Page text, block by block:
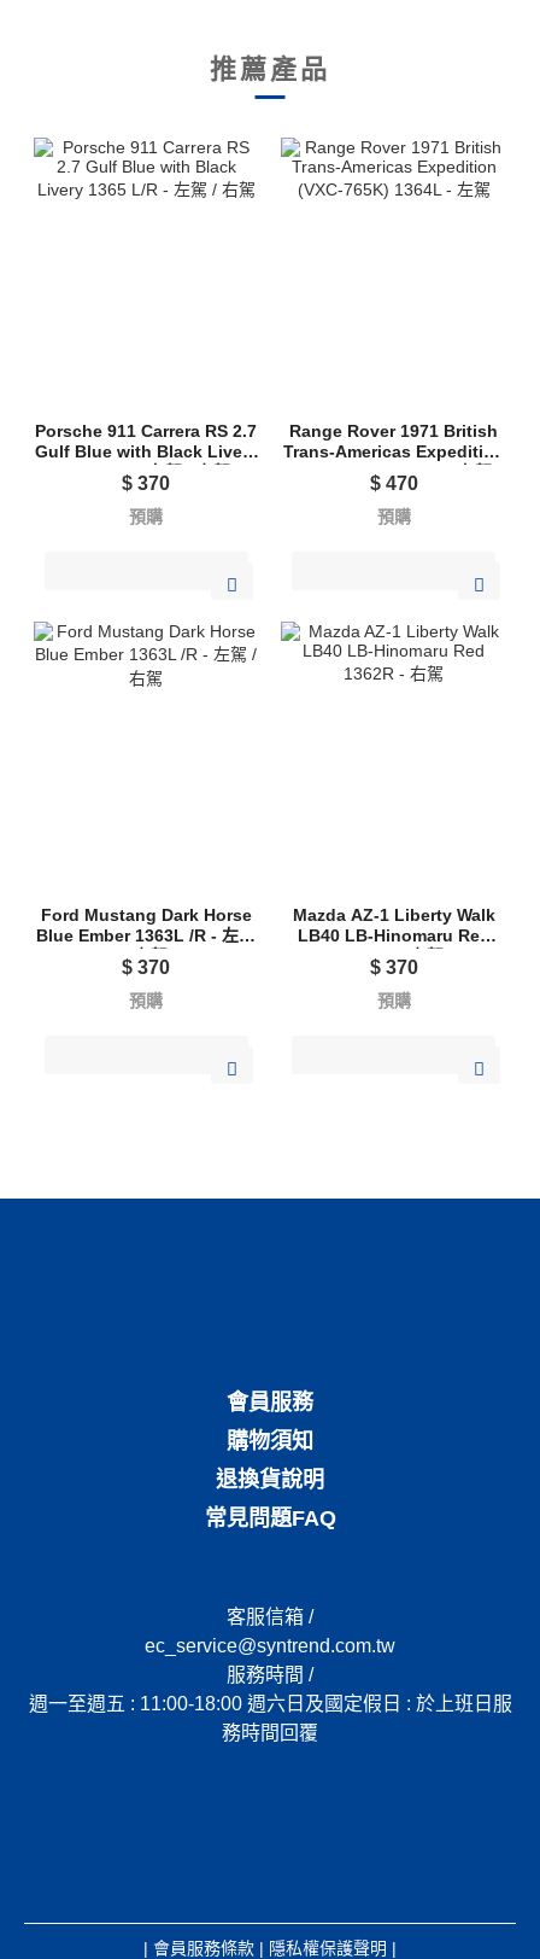
推薦產品
Porsche 911 Carrera RS 2.7
Gulf Blue with Black Livery
1365 L/R - 左駕 / 右駕
$370
預購
Range Rover 1971 British
Trans-Americas Expedition
(VXC-765K) 1364L - 左駕
$ 470
預購
Ford Mustang Dark Horse
Blue Ember 1363L /R - 左駕
/ 右駕
$370
預購
Mazda AZ-1 Liberty Walk
LB40 LB-Hinomaru Red
1362R - 右駕
$ 370
預購
會員服務
購物須知
退換貨說明
常見問題FAQ
客服信箱 /
ec_service@syntrend.com.tw
服務時間 /
週一至週五 : 11:00-18:00 週六日及國定假日 : 於上班日服
務時間回覆
| 會員服務條款 | 隱私權保護聲明 |